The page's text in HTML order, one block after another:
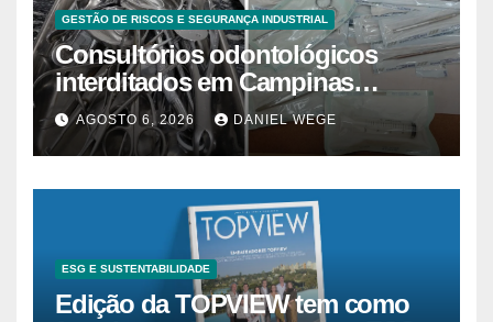
GESTÃO DE RISCOS E SEGURANÇA INDUSTRIAL
Consultórios odontológicos
interditados em Campinas
superam 2025
AGOSTO 6, 2026 DANIEL WEGE
ESG E SUSTENTABILIDADE
Edição da TOPVIEW tem como